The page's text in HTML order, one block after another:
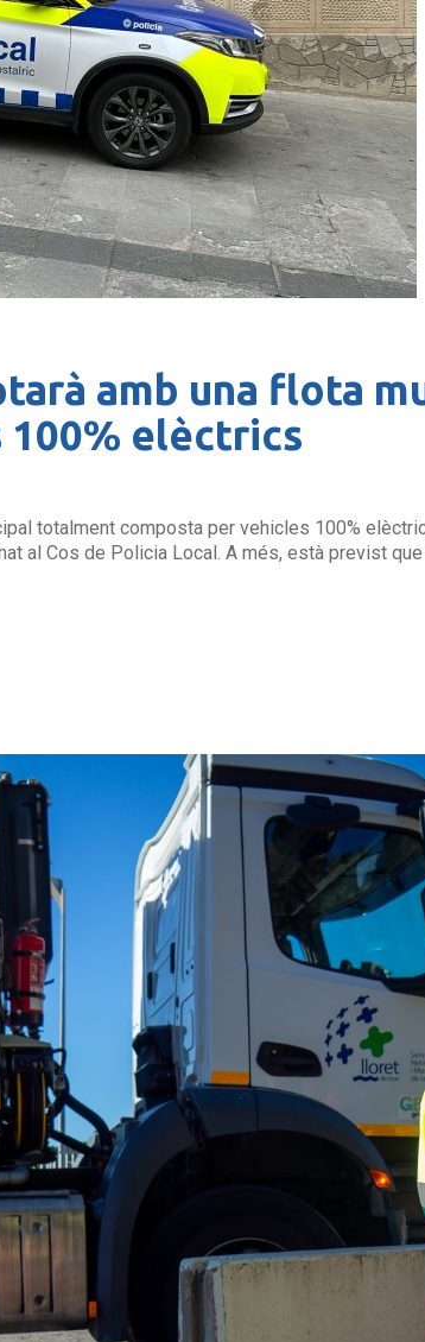
amb una flota
elèctrics
totalment composta per vehicles 100%
al Cos de Policia Local. A més, està previst que